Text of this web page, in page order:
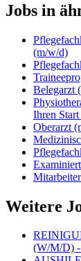
Jobs in
(m/w/d)
Belegarzt
Ihren
Oberarzt
Weitere
(W/M/D) -